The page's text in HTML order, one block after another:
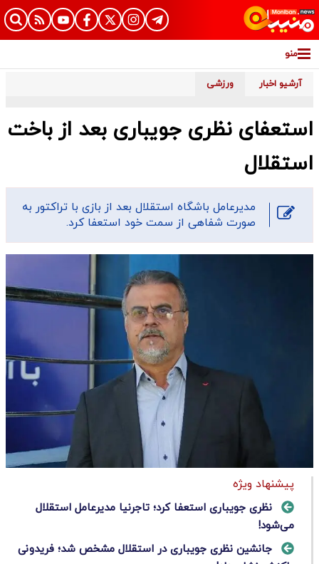
منو
آرشیو اخبار ورزشی
استعفای نظری جویباری بعد از باخت
استقلال
مدیرعامل باشگاه استقلال بعد از بازی با تراکتور به
صورت شفاهی از سمت خود استعفا کرد.
پیشنهاد ویژه
نظری جویباری استعفا کرد؛ تاجرنیا مدیرعامل استقلال
می‌شود!
جانشین نظری جویباری در استقلال مشخص شد؛ فریدونی